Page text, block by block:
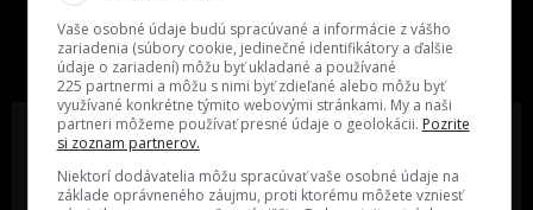
slovenskom internete, next time
najzabávnejšie miesto na svete
Oslov reklamou viac ako milión
Vieš o niečom zaujímavom alebo
Vaše osobné údaje budú spracúvané a informácie z vášho
zariadenia (súbory cookie, jedinečné identifikátory a ďalšie
údaje o zariadení) môžu byť ukladané a používané
225 partnermi a môžu s nimi byť zdieľané alebo môžu byť
využívané konkrétne týmito webovými stránkami. My a naši
partneri môžeme používať presné údaje o geolokácii. Pozrite
si zoznam partnerov.
Niektorí dodávatelia môžu spracúvať vaše osobné údaje na
základe oprávneného záujmu, proti ktorému môžete vzniesť